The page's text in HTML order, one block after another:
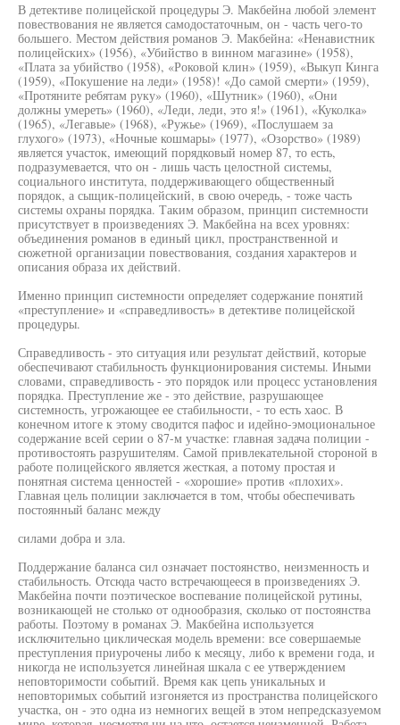
В детективе полицейской процедуры Э. Макбейна любой элемент
повествования не является самодостаточным, он - часть чего-то
большего. Местом действия романов Э. Макбейна: «Ненавистник
полицейских» (1956), «Убийство в винном магазине» (1958),
«Плата за убийство (1958), «Роковой клин» (1959), «Выкуп Кинга
(1959), «Покушение на леди» (1958)! «До самой смерти» (1959),
«Протяните ребятам руку» (1960), «Шутник» (1960), «Они
должны умереть» (1960), «Леди, леди, это я!» (1961), «Куколка»
(1965), «Легавые» (1968), «Ружье» (1969), «Послушаем за
глухого» (1973), «Ночные кошмары» (1977), «Озорство» (1989)
является участок, имеющий порядковый номер 87, то есть,
подразумевается, что он - лишь часть целостной системы,
социального института, поддерживающего общественный
порядок, а сыщик-полицейский, в свою очередь, - тоже часть
системы охраны порядка. Таким образом, принцип системности
присутствует в произведениях Э. Макбейна на всех уровнях:
объединения романов в единый цикл, пространственной и
сюжетной организации повествования, создания характеров и
описания образа их действий.
Именно принцип системности определяет содержание понятий
«преступление» и «справедливость» в детективе полицейской
процедуры.
Справедливость - это ситуация или результат действий, которые
обеспечивают стабильность функционирования системы. Иными
словами, справедливость - это порядок или процесс установления
порядка. Преступление же - это действие, разрушающее
системность, угрожающее ее стабильности, - то есть хаос. В
конечном итоге к этому сводится пафос и идейно-эмоциональное
содержание всей серии о 87-м участке: главная задача полиции -
противостоять разрушителям. Самой привлекательной стороной в
работе полицейского является жесткая, а потому простая и
понятная система ценностей - «хорошие» против «плохих».
Главная цель полиции заключается в том, чтобы обеспечивать
постоянный баланс между
силами добра и зла.
Поддержание баланса сил означает постоянство, неизменность и
стабильность. Отсюда часто встречающееся в произведениях Э.
Макбейна почти поэтическое воспевание полицейской рутины,
возникающей не столько от однообразия, сколько от постоянства
работы. Поэтому в романах Э. Макбейна используется
исключительно циклическая модель времени: все совершаемые
преступления приурочены либо к месяцу, либо к времени года, и
никогда не используется линейная шкала с ее утверждением
неповторимости событий. Время как цепь уникальных и
неповторимых событий изгоняется из пространства полицейского
участка, он - это одна из немногих вещей в этом непредсказуемом